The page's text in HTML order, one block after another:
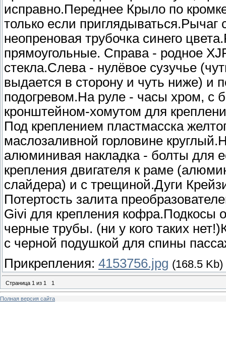
исправно.Переднее Крыло по
только если приглядываться.Рычаг
неопреновая трубочка синего
прямоугольные. Справа - родное
стекла.Слева - нулёвое сузучье
выдается в сторону и чуть ниже) и
подогревом.На руле - часы хром,
кронштейном-хомутом для
Под креплением пластмасска
маслозаливной горловине
алюминивая накладка - болты для
крепления двигателя к раме
слайдера) и с трещиной.Дуги
Потертость залита
Givi для крепления кофра.Подкосы
черные трубы. (ни у кого таких
с черной подушкой для спины
Прикрепления: 4153756.jpg (168.5 Kb)
Страница 1 из 1 1
Полная версия сайта